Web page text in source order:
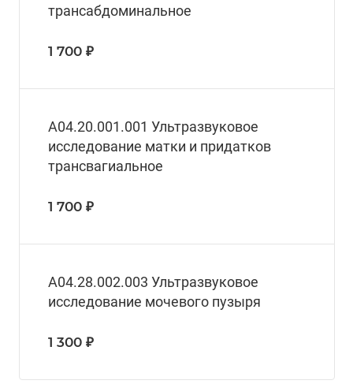
трансабдоминальное
1 700 ₽
A04.20.001.001 Ультразвуковое
исследование матки и придатков
трансвагиальное
1 700 ₽
A04.28.002.003 Ультразвуковое
исследование мочевого пузыря
1 300 ₽